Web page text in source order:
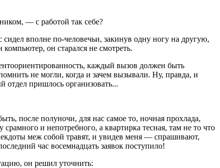
— с работой так себе?
вполне по-человечьи, закинув одну ногу на другую,
он старался не смотреть.
каждый вызов должен быть
не могли, когда и зачем вызывали. Ну, правда, и
пришлось организовать...
после полуночи, для нас самое то, ночная прохлада,
и непотребного, а квартирка тесная, там не то что
меж собой травят, и увидев меня — спрашивают,
час восемнадцать заявок поступило!
он решил уточнить: